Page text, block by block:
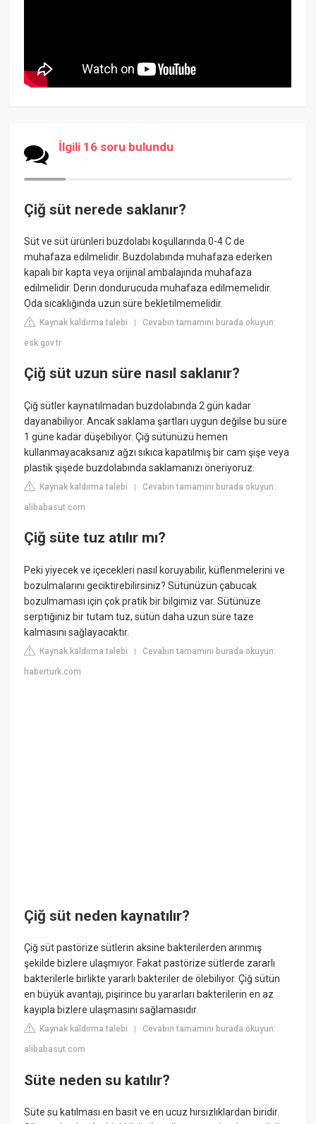
İlgili 16 soru bulundu
Çiğ süt nerede saklanır?
Süt ve süt ürünleri buzdolabı koşullarında 0-4 C de
muhafaza edilmelidir. Buzdolabında muhafaza ederken
kapalı bir kapta veya orijinal ambalajında muhafaza
edilmelidir. Derin dondurucuda muhafaza edilmemelidir.
Oda sıcaklığında uzun süre bekletilmemelidir.
Kaynak kaldırma talebi |Cevabın tamamını burada okuyun:
esk.gov.tr
Çiğ süt uzun süre nasıl saklanır?
Çiğ sütler kaynatılmadan buzdolabında 2 gün kadar
dayanabiliyor. Ancak saklama şartları uygun değilse bu süre
1 güne kadar düşebiliyor. Çiğ sütünüzü hemen
kullanmayacaksanız ağzı sıkıca kapatılmış bir cam şişe veya
plastik şişede buzdolabında saklamanızı öneriyoruz.
Kaynak kaldırma talebi |Cevabın tamamını burada okuyun:
alibabasut.com
Çiğ süte tuz atılır mı?
Peki yiyecek ve içecekleri nasıl koruyabilir, küflenmelerini ve
bozulmalarını geciktirebilirsiniz? Sütünüzün çabucak
bozulmaması için çok pratik bir bilgimiz var. Sütünüze
serptiğiniz bir tutam tuz, sütün daha uzun süre taze
kalmasını sağlayacaktır.
Kaynak kaldırma talebi |Cevabın tamamını burada okuyun:
haberturk.com
Çiğ süt neden kaynatılır?
Çiğ süt pastörize sütlerin aksine bakterilerden arınmış
şekilde bizlere ulaşmıyor. Fakat pastörize sütlerde zararlı
bakterilerle birlikte yararlı bakteriler de ölebiliyor. Çiğ sütün
en büyük avantajı, pişirince bu yararları bakterilerin en az
kayıpla bizlere ulaşmasını sağlamasıdır.
Kaynak kaldırma talebi |Cevabın tamamını burada okuyun:
alibabasut.com
Süte neden su katılır?
Süte su katılması en basit ve en ucuz hırsızlıklardan biridir.